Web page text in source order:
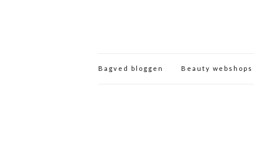
Bagved bloggen Beauty webshops